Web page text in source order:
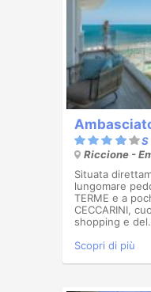
Riccione -
Situata
lungomare
TERME e a
CECCARINI,
shopping e
Scopri di più